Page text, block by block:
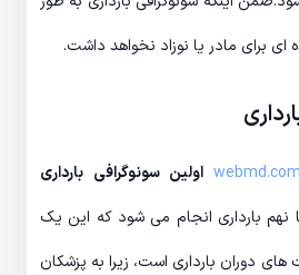
برای مادر یا نوزاد نخواهد داشت.
webmd.com اولین سونوگرافی بارداری
نهم بارداری انجام می شود که این یک
دوران بارداری است، زیرا به پزشکان